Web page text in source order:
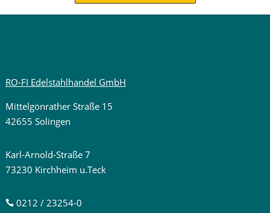
RO-FI Edelstahlhandel GmbH
Mittelgönrather Straße 15
42655 Solingen
Karl-Arnold-Straße 7
73230 Kirchheim u.Teck
0212 / 23254-0